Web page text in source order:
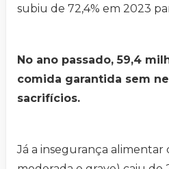
subiu de 72,4% em 2023
No ano passado, 59,4
comida garantida sem
sacrifícios.
Já a insegurança